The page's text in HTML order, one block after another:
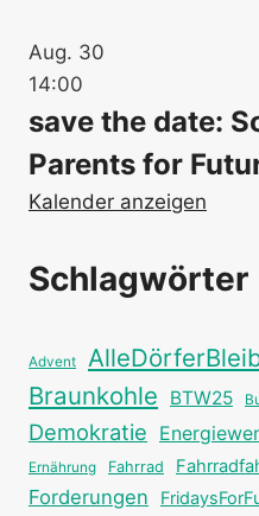
Aug. 30
14:00
save the date:
Parents for
Kalender anzeigen
Schlagwörter
Advent
Braunkohle BTW25
Demokratie
Ernährung Fahrrad
Forderungen